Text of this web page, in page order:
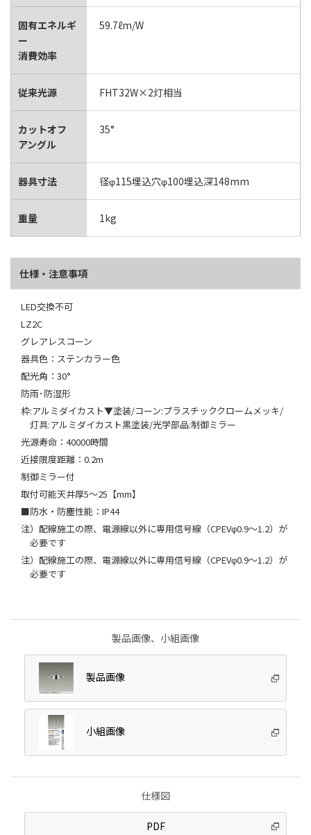
固有エネルギ
ー
消費効率
59.7ℓm/W
従来光源 FHT32W×2灯相当
カットオフ
アングル
35°
器具寸法 径φ115埋込穴φ100埋込深148mm
重量 1kg
仕様・注意事項
LED交換不可
LZ2C
グレアレスコーン
器具色：ステンカラー色
配光角：30°
防雨･防湿形
枠:アルミダイカスト▼塗装/コーン:プラスチッククロームメッキ/
灯具:アルミダイカスト黒塗装/光学部品:制御ミラー
光源寿命：40000時間
近接限度距離：0.2m
制御ミラー付
取付可能天井厚5～25【mm】
■防水・防塵性能：IP44
注）配線施工の際、電源線以外に専用信号線（CPEVφ0.9～1.2）が
必要です
注）配線施工の際、電源線以外に専用信号線（CPEVφ0.9～1.2）が
必要です
製品画像、小組画像
製品画像
小組画像
仕様図
PDF